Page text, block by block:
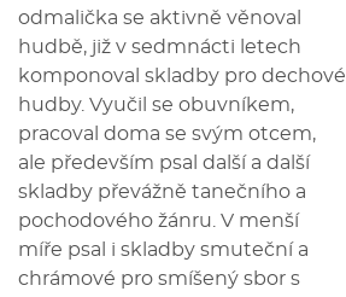
odmalička se aktivně věnoval
hudbě, již v sedmnácti letech
komponoval skladby pro dechové
hudby. Vyučil se obuvníkem,
pracoval doma se svým otcem,
ale především psal další a další
skladby převážně tanečního a
pochodového žánru. V menší
míře psal i skladby smuteční a
chrámové pro smíšený sbor s